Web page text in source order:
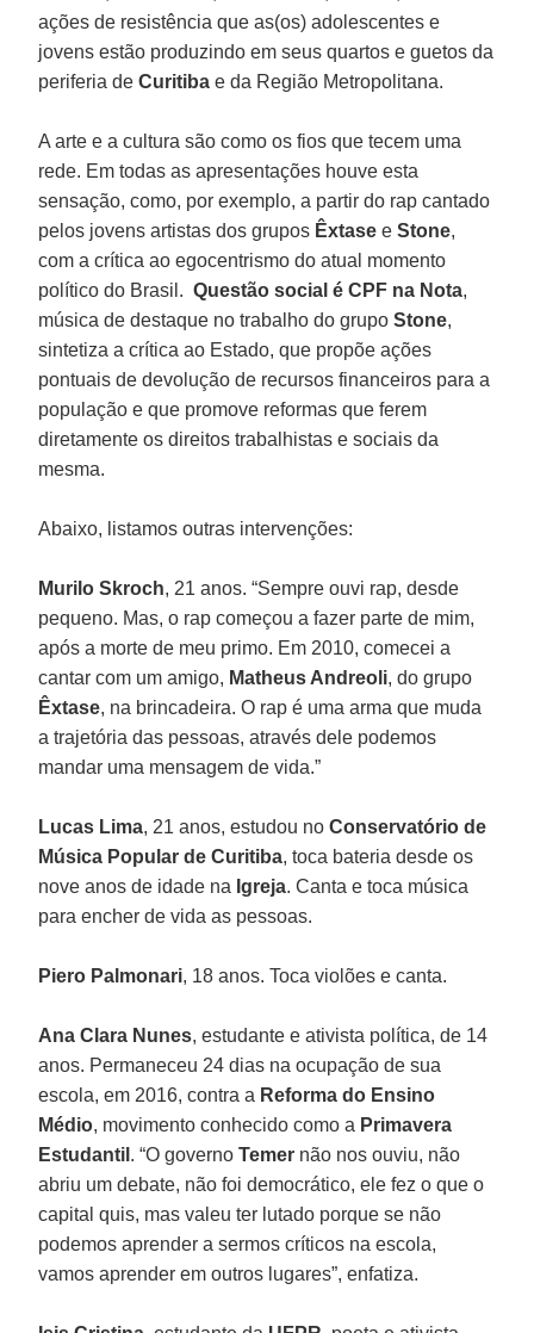
ações de resistência que as(os) adolescentes e
jovens estão produzindo em seus quartos e guetos da
periferia deCuritiba e da Região Metropolitana.
A arte e a cultura são como os fios que tecem uma
rede. Em todas as apresentações houve esta
sensação, como, por exemplo, a partir do rap cantado
pelos jovens artistas dos grupos Êxtase eStone,
com a crítica ao egocentrismo do atual momento
político do Brasil.Questão social é CPF na Nota,
música de destaque no trabalho do grupoStone,
sintetiza a crítica ao Estado, que propõe ações
pontuais de devolução de recursos financeiros para a
população e que promove reformas que ferem
diretamente os direitos trabalhistas e sociais da
mesma.
Abaixo, listamos outras intervenções:
Murilo Skroch, 21 anos. “Sempre ouvi rap, desde
pequeno. Mas, o rap começou a fazer parte de mim,
após a morte de meu primo. Em 2010, comecei a
cantar com um amigo, Matheus Andreoli, do grupo
Êxtase, na brincadeira. O rap é uma arma que muda
a trajetória das pessoas, através dele podemos
mandar uma mensagem de vida.”
Lucas Lima, 21 anos, estudou noConservatório de
Música Popular de Curitiba, toca bateria desde os
nove anos de idade na Igreja. Canta e toca música
para encher de vida as pessoas.
Piero Palmonari, 18 anos. Toca violões e canta.
Ana Clara Nunes, estudante e ativista política, de 14
anos. Permaneceu 24 dias na ocupação de sua
escola, em 2016, contra a Reforma do Ensino
Médio, movimento conhecido como a Primavera
Estudantil . “O governoTemer não nos ouviu, não
abriu um debate, não foi democrático, ele fez o que o
capital quis, mas valeu ter lutado porque se não
podemos aprender a sermos críticos na escola,
vamos aprender em outros lugares”, enfatiza.